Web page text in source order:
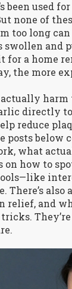
used
none of
too long
and
a home
the more
actually
directly
reduce
posts
what
on how to
also
relief, and